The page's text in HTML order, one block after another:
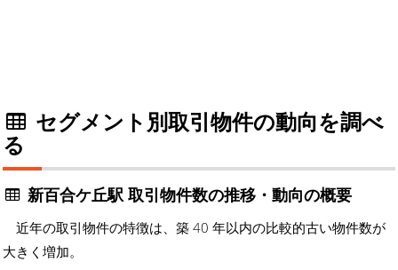
セグメント別取引物件の動向を調べ
る
新百合ケ丘駅 取引物件数の推移・動向の概要
近年の取引物件の特徴は、築 40 年以内の比較的古い物件数が
大きく増加。